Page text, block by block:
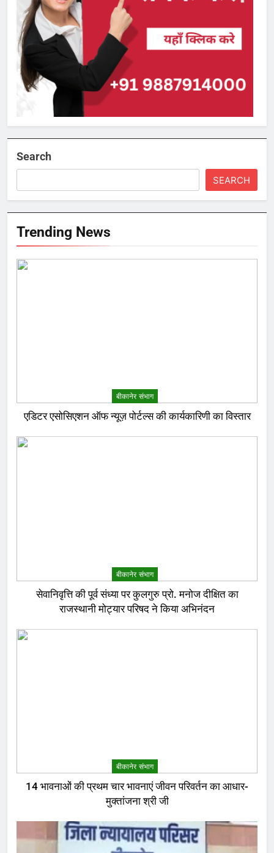
Search
SEARCH
Trending News
बीकानेर संभाग
एडिटर एसोसिएशन ऑफ न्यूज़ पोर्टल्स की कार्यकारिणी का विस्तार
बीकानेर संभाग
सेवानिवृत्ति की पूर्व संध्या पर कुलगुरु प्रो. मनोज दीक्षित का
राजस्थानी मोट्यार परिषद ने किया अभिनंदन
बीकानेर संभाग
14 भावनाओं की प्रथम चार भावनाएं जीवन परिवर्तन का आधार-
मुक्तांजना श्री जी